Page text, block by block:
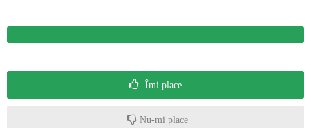
Îmi place
Nu-mi place